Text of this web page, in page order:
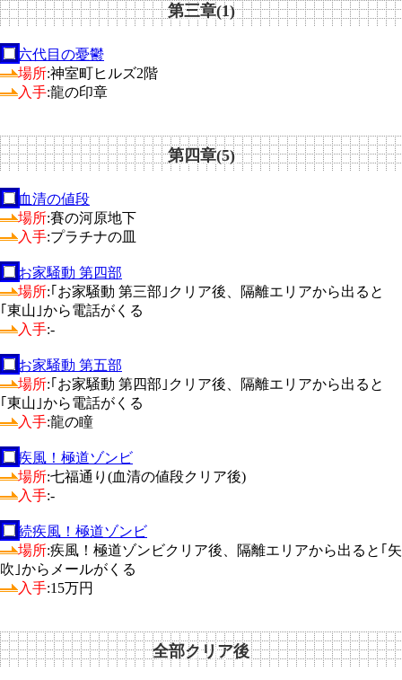
第三章(1)
六代目の憂鬱
場所:神室町ヒルズ2階
入手:龍の印章
第四章(5)
血清の値段
場所:賽の河原地下
入手:プラチナの皿
お家騒動 第四部
場所:｢お家騒動 第三部｣クリア後、隔離エリアから出ると
｢東山｣から電話がくる
入手:-
お家騒動 第五部
場所:｢お家騒動 第四部｣クリア後、隔離エリアから出ると
｢東山｣から電話がくる
入手:龍の瞳
疾風！極道ゾンビ
場所:七福通り(血清の値段クリア後)
入手:-
続疾風！極道ゾンビ
場所:疾風！極道ゾンビクリア後、隔離エリアから出ると｢矢
吹｣からメールがくる
入手:15万円
全部クリア後